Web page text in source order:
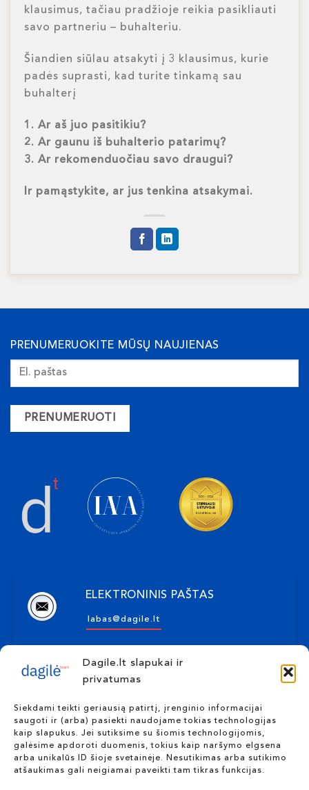
Dagile.lt slapukai ir
privatumas
Siekdami teikti geriausią patirtį, įrenginio informacijai
saugoti ir (arba) pasiekti naudojame tokias technologijas
kaip slapukus. Jei sutiksime su šiomis technologijomis,
galėsime apdoroti duomenis, tokius kaip naršymo elgsena
arba unikalūs ID šioje svetainėje. Nesutikimas arba sutikimo
atšaukimas gali neigiamai paveikti tam tikras funkcijas.
klausimus, tačiau pradžioje reikia pasikliauti
savo partneriu – buhalteriu.
Šiandien siūlau atsakyti į 3 klausimus, kurie
padės suprasti, kad turite tinkamą sau
buhalterį
1. Ar aš juo pasitikiu?
2. Ar gaunu iš buhalterio patarimų?
3. Ar rekomenduočiau savo draugui?
Ir pamąstykite, ar jus tenkina atsakymai.
PRENUMERUOKITE MŪSŲ NAUJIENAS
PRENUMERUOTI
ELEKTRONINIS PAŠTAS
labas@dagile.lt
ADRESAS
TELEFONO NUMERIS
+370 655 10117